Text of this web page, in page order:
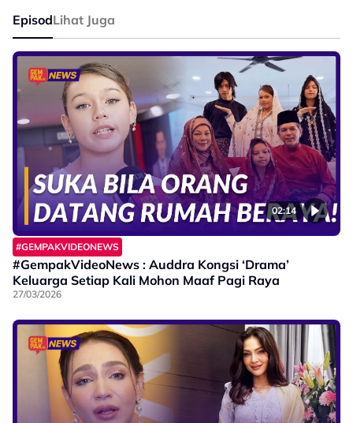
EpisodLihat Juga
02:14
#GEMPAKVIDEONEWS
#GempakVideoNews : Auddra Kongsi ‘Drama’
Keluarga Setiap Kali Mohon Maaf Pagi Raya
27/03/2026